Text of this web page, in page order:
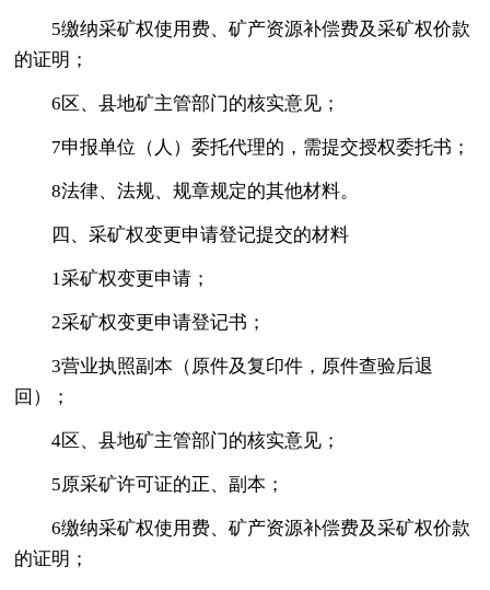
5缴纳采矿权使用费、矿产资源补偿费及采矿权价款
的证明；
6区、县地矿主管部门的核实意见；
7申报单位（人）委托代理的，需提交授权委托书；
8法律、法规、规章规定的其他材料。
四、采矿权变更申请登记提交的材料
1采矿权变更申请；
2采矿权变更申请登记书；
3营业执照副本（原件及复印件，原件查验后退
回）；
4区、县地矿主管部门的核实意见；
5原采矿许可证的正、副本；
6缴纳采矿权使用费、矿产资源补偿费及采矿权价款
的证明；